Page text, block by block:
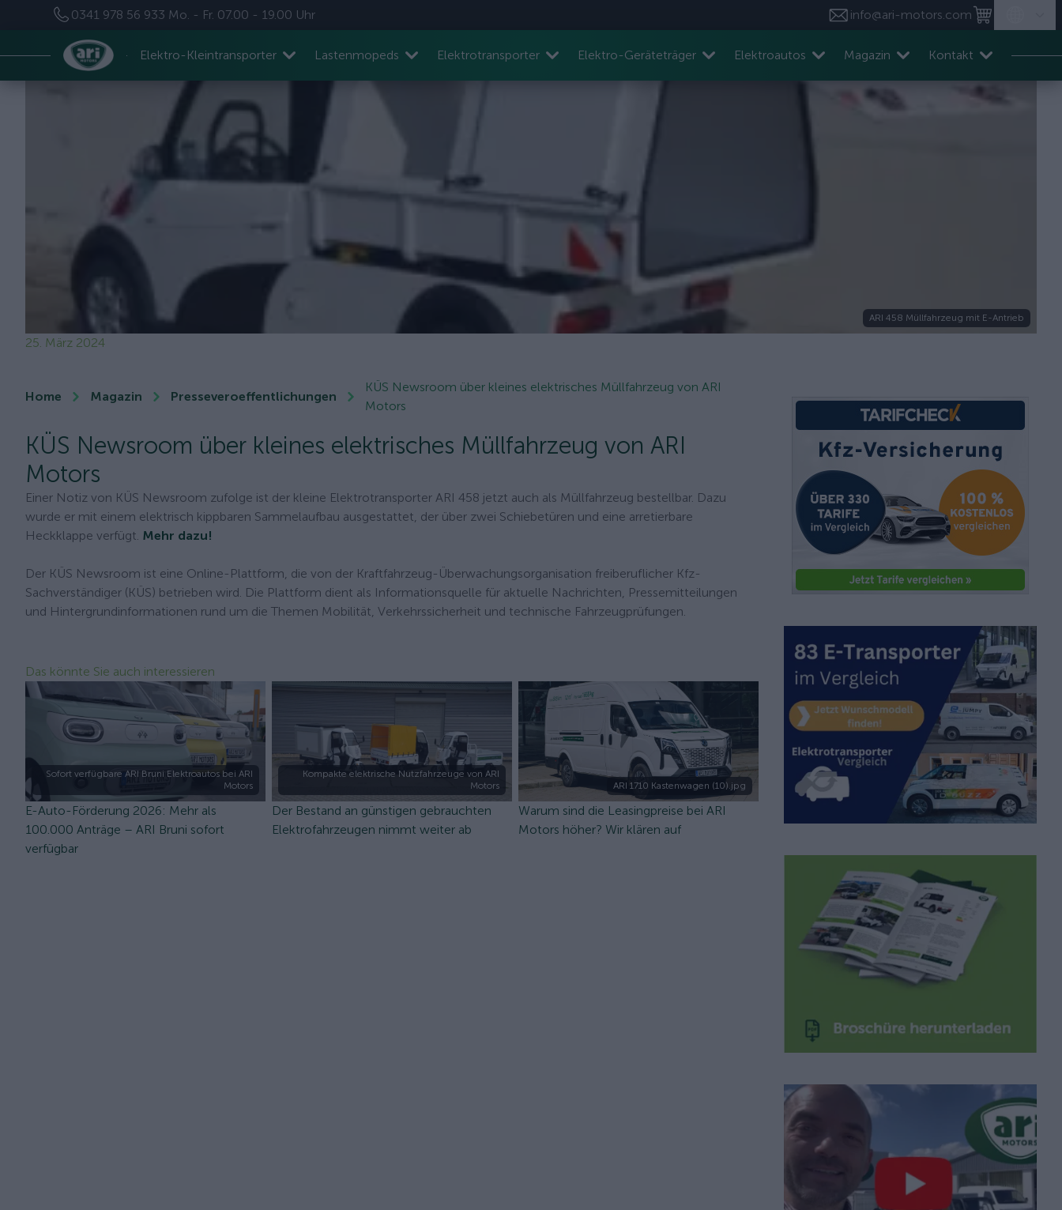
0341 978 56 933 Mo. - Fr. 07.00 - 19.00 Uhr info@ari-motors.com
Elektro-Kleintransporter Lastenmopeds Elektrotransporter Elektro-Geräteträger Elektroautos Magazin Kontakt
ARI 458 Müllfahrzeug mit E-Antrieb
25. März 2024
Home Magazin Presseveroeffentlichungen
KÜS Newsroom über kleines elektrisches Müllfahrzeug von ARI
Motors
KÜS Newsroom über kleines elektrisches Müllfahrzeug von ARI
Motors
Einer Notiz von KÜS Newsroom zufolge ist der kleine Elektrotransporter ARI 458 jetzt auch als Müllfahrzeug bestellbar. Dazu
wurde er mit einem elektrisch kippbaren Sammelaufbau ausgestattet, der über zwei Schiebetüren und eine arretierbare
Heckklappe verfügt. Mehr dazu!
Der KÜS Newsroom ist eine Online-Plattform, die von der Kraftfahrzeug-Überwachungsorganisation freiberuflicher Kfz-
Sachverständiger (KÜS) betrieben wird. Die Plattform dient als Informationsquelle für aktuelle Nachrichten, Pressemitteilungen
und Hintergrundinformationen rund um die Themen Mobilität, Verkehrssicherheit und technische Fahrzeugprüfungen.
Das könnte Sie auch interessieren
Sofort verfügbare ARI Bruni Elektroautos bei ARI
Motors
E-Auto-Förderung 2026: Mehr als
100.000 Anträge – ARI Bruni sofort
verfügbar
Kompakte elektrische Nutzfahrzeuge von ARI
Motors
Der Bestand an günstigen gebrauchten
Elektrofahrzeugen nimmt weiter ab
ARI 1710 Kastenwagen (10).jpg
Warum sind die Leasingpreise bei ARI
Motors höher? Wir klären auf